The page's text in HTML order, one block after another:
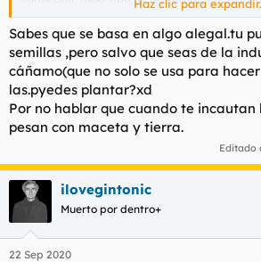
problemas de toda esa gente, si es que
mágico.
Haz clic para
Sabes que se basa en algo alegal.tu
semillas ,pero salvo que seas de la
cáñamo(que no solo se usa para
las.pyedes plantar?xd
Por no hablar que cuando te
pesan con maceta y tierra.
Editado
ilovegintonic
Muerto por dentro+
22 Sep 2020